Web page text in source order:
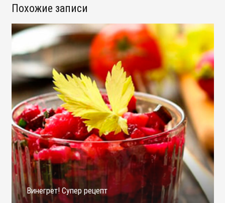
Похожие записи
Винегрет! Супер рецепт